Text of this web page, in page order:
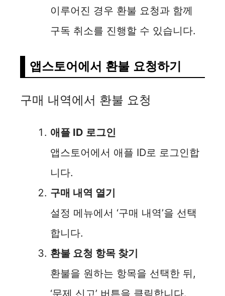
이루어진 경우 환불 요청과 함께
구독 취소를 진행할 수 있습니다.
앱스토어에서 환불 요청하기
구매 내역에서 환불 요청
애플 ID 로그인
앱스토어에서 애플 ID로 로그인합
니다.
구매 내역 열기
설정 메뉴에서 ‘구매 내역’을 선택
합니다.
환불 요청 항목 찾기
환불을 원하는 항목을 선택한 뒤,